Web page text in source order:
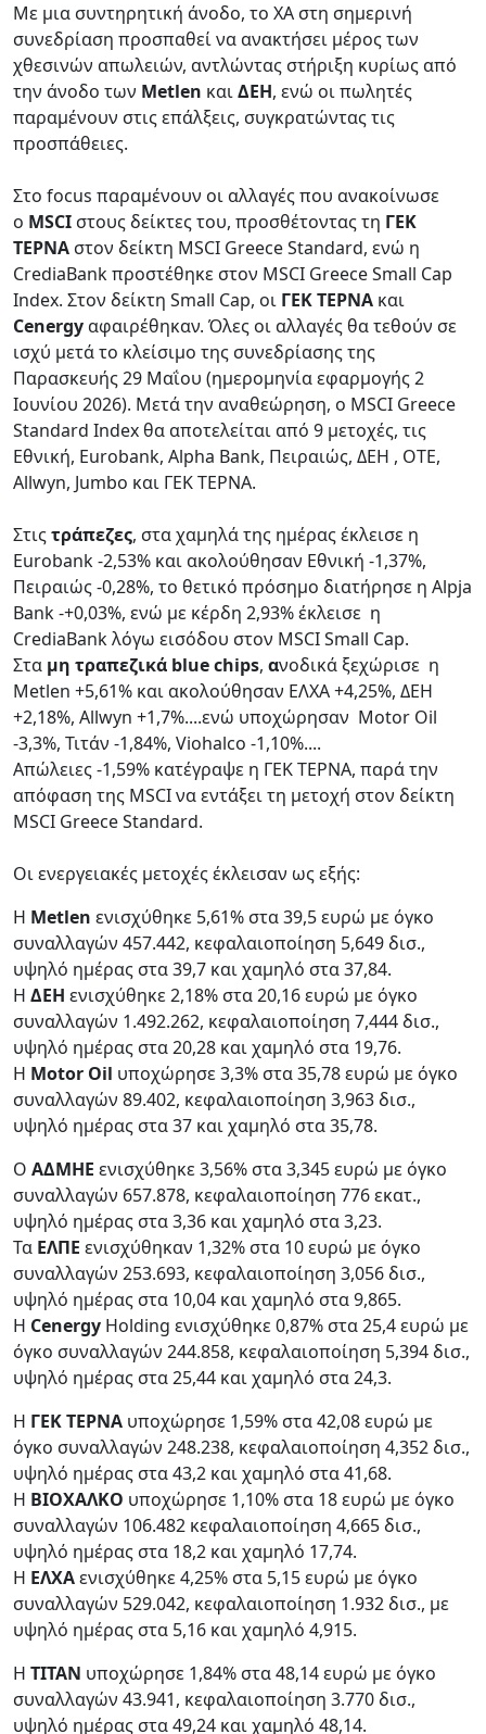
Με μια συντηρητική άνοδο, το ΧΑ στη σημερινή
συνεδρίαση προσπαθεί να ανακτήσει μέρος των
χθεσινών απωλειών, αντλώντας στήριξη κυρίως από
την άνοδο των Metlen καιΔΕΗ, ενώ οι πωλητές
παραμένουν στις επάλξεις, συγκρατώντας τις
προσπάθειες.
Στο focus παραμένουν οι αλλαγές που ανακοίνωσε
ο MSCI στους δείκτες του, προσθέτοντας τη ΓΕΚ
ΤΕΡΝΑ στον δείκτη MSCI Greece Standard, ενώ η
CrediaBank προστέθηκε στον MSCI Greece Small Cap
Index. Στον δείκτη Small Cap, οι ΓΕΚ ΤΕΡΝΑ και
Cenergyαφαιρέθηκαν. Όλες οι αλλαγές θα τεθούν σε
ισχύ μετά το κλείσιμο της συνεδρίασης της
Παρασκευής 29 Μαΐου (ημερομηνία εφαρμογής 2
Ιουνίου 2026). Μετά την αναθεώρηση, ο MSCI Greece
Standard Index θα αποτελείται από 9 μετοχές, τις
Εθνική, Eurobank, Alpha Bank, Πειραιώς, ΔΕΗ , OTE,
Allwyn, Jumbo και ΓΕΚ ΤΕΡΝΑ.
Στιςτράπεζες, στα χαμηλά της ημέρας έκλεισε η
Eurobank -2,53% και ακολούθησαν Εθνική -1,37%,
Πειραιώς -0,28%, το θετικό πρόσημο διατήρησε η Alpja
Bank -+0,03%, ενώ με κέρδη 2,93% έκλεισε η
CrediaBank λόγω εισόδου στον MSCI Small Cap.
Στα μη τραπεζικά blue chips, ανοδικά ξεχώρισε η
Metlen +5,61% και ακολούθησαν ΕΛΧΑ +4,25%, ΔΕΗ
+2,18%, Allwyn +1,7%....ενώ υποχώρησαν Motor Oil
-3,3%, Τιτάν -1,84%, Viohalco -1,10%....
Aπώλειες -1,59% κατέγραψε η ΓΕΚ ΤΕΡΝΑ, παρά την
απόφαση της MSCI να εντάξει τη μετοχή στον δείκτη
MSCI Greece Standard.
Οι ενεργειακές μετοχές έκλεισαν ως εξής:
H Μetlen ενισχύθηκε 5,61% στα 39,5 ευρώ με όγκο
συναλλαγών 457.442, κεφαλαιοποίηση 5,649 δισ.,
υψηλό ημέρας στα 39,7 και χαμηλό στα 37,84.
H ΔΕΗ ενισχύθηκε 2,18% στα 20,16 ευρώ με όγκο
συναλλαγών 1.492.262, κεφαλαιοποίηση 7,444 δισ.,
υψηλό ημέρας στα 20,28 και χαμηλό στα 19,76.
Η Motor Oil υποχώρησε 3,3% στα 35,78 ευρώ με όγκο
συναλλαγών 89.402, κεφαλαιοποίηση 3,963 δισ.,
υψηλό ημέρας στα 37 και χαμηλό στα 35,78.
Ο AΔMHE ενισχύθηκε 3,56% στα 3,345 ευρώ με όγκο
συναλλαγών 657.878, κεφαλαιοποίηση 776 εκατ.,
υψηλό ημέρας στα 3,36 και χαμηλό στα 3,23.
Τα ΕΛΠΕ ενισχύθηκαν 1,32% στα 10 ευρώ με όγκο
συναλλαγών 253.693, κεφαλαιοποίηση 3,056 δισ.,
υψηλό ημέρας στα 10,04 και χαμηλό στα 9,865.
Η Cenergy Holding ενισχύθηκε 0,87% στα 25,4 ευρώ με
όγκο συναλλαγών 244.858, κεφαλαιοποίηση 5,394 δισ.,
υψηλό ημέρας στα 25,44 και χαμηλό στα 24,3.
Η ΓΕΚ ΤΕΡΝΑ υποχώρησε 1,59% στα 42,08 ευρώ με
όγκο συναλλαγών 248.238, κεφαλαιοποίηση 4,352 δισ.,
υψηλό ημέρας στα 43,2 και χαμηλό στα 41,68.
Η ΒΙΟΧΑΛΚΟ υποχώρησε 1,10% στα 18 ευρώ με όγκο
συναλλαγών 106.482 κεφαλαιοποίηση 4,665 δισ.,
υψηλό ημέρας στα 18,2 και χαμηλό 17,74.
Η ΕΛΧΑενισχύθηκε 4,25% στα 5,15 ευρώ με όγκο
συναλλαγών 529.042, κεφαλαιοποίηση 1.932 δισ., με
υψηλό ημέρας στα 5,16 και χαμηλό 4,915.
Η ΤΙΤΑΝ υποχώρησε 1,84% στα 48,14 ευρώ με όγκο
συναλλαγών 43.941, κεφαλαιοποίηση 3.770 δισ.,
υψηλό ημέρας στα 49,24 και χαμηλό 48,14.